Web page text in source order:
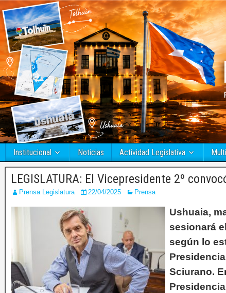
Institucional Noticias Actividad Legislativa
LEGISLATURA: El Vicepresidente 2º
Prensa Legislatura 22/04/2025 Prensa
Ushuaia,
sesionará
según lo
Sciurano.